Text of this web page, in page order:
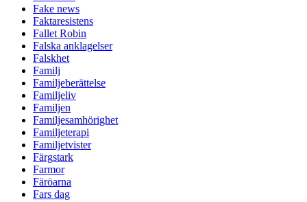
Fake news
Faktaresistens
Fallet Robin
Falska anklagelser
Falskhet
Familj
Familjeberättelse
Familjeliv
Familjen
Familjesamhörighet
Familjeterapi
Familjetvister
Färgstark
Farmor
Färöarna
Fars dag